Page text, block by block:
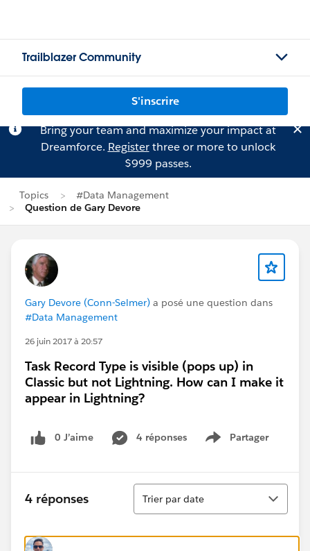
Trailblazer Community
S'inscrire
Bring your team and maximize your impact at
Dreamforce. Registerthree or more to unlock
$999 passes.
Topics
#Data Management
Question de Gary Devore
Gary Devore (Conn-Selmer) a posé une question dans
#Data Management
26 juin 2017 à 20:57
Task Record Type is visible (pops up) in
Classic but not Lightning. How can I make it
appear in Lightning?
0 J’aime 4 réponses Partager
Show menu
4 réponses
Tri
Trier par date